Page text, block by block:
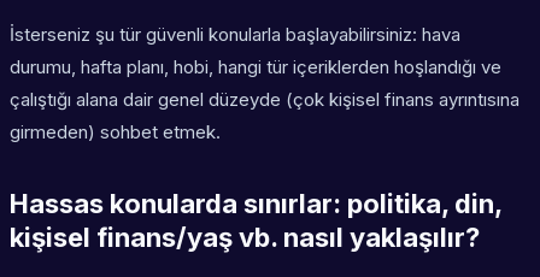
İsterseniz şu tür güvenli konularla başlayabilirsiniz: hava
durumu, hafta planı, hobi, hangi tür içeriklerden hoşlandığı ve
çalıştığı alana dair genel düzeyde (çok kişisel finans ayrıntısına
girmeden) sohbet etmek.
Hassas konularda sınırlar: politika, din,
kişisel finans/yaş vb. nasıl yaklaşılır?